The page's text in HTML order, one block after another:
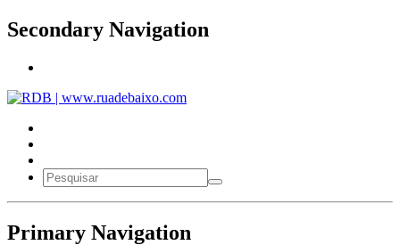
Secondary Navigation
Primary Navigation